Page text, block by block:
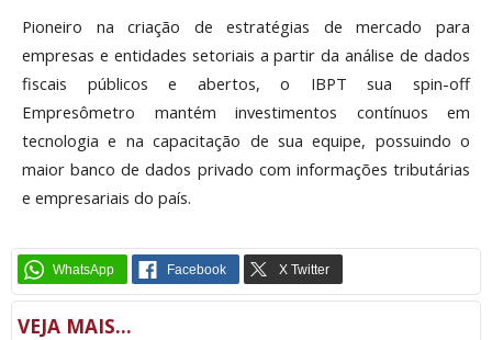
Pioneiro na criação de estratégias de mercado para
empresas e entidades setoriais a partir da análise de dados
fiscais públicos e abertos, o IBPT sua spin-off
Empresômetro mantém investimentos contínuos em
tecnologia e na capacitação de sua equipe, possuindo o
maior banco de dados privado com informações tributárias
e empresariais do país.
VEJA MAIS...